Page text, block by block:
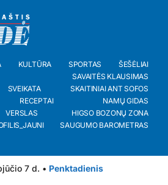
KULTŪRA SPORTAS
ŠEŠĖLIAI
SAVAITĖS KLAUSIMAS
SVEIKATA
SKAITINIAI ANT SOFOS
RECEPTAI
NAMŲ GIDAS
VERSLAS
HIGSO BOZONŲ ZONA
SAUGUMO BAROMETRAS
7 d. • Penktadienis